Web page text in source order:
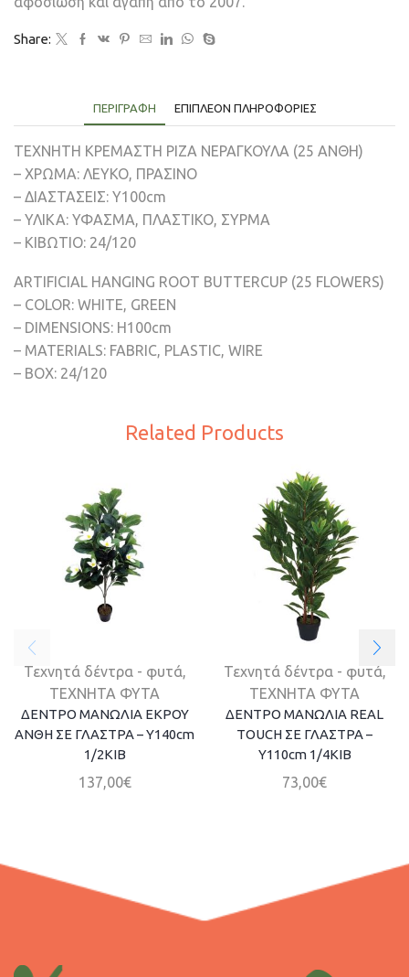
Share:
ΠΕΡΙΓΡΑΦΉ ΕΠΙΠΛΈΟΝ ΠΛΗΡΟΦΟΡΊΕΣ
ΤΕΧΝΗΤΗ ΚΡΕΜΑΣΤΗ ΡΙΖΑ ΝΕΡΑΓΚΟΥΛΑ (25 ΑΝΘΗ)
– ΧΡΩΜΑ: ΛΕΥΚΟ, ΠΡΑΣΙΝΟ
– ΔΙΑΣΤΑΣΕΙΣ: Υ100cm
– ΥΛΙΚΑ: ΥΦΑΣΜΑ, ΠΛΑΣΤΙΚΟ, ΣΥΡΜΑ
– ΚΙΒΩΤΙΟ: 24/120
ARTIFICIAL HANGING ROOT BUTTERCUP (25 FLOWERS)
– COLOR: WHITE, GREEN
– DIMENSIONS: H100cm
– MATERIALS: FABRIC, PLASTIC, WIRE
– BOX: 24/120
Related Products
Τεχνητά δέντρα - φυτά,
ΤΕΧΝΗΤΑ ΦΥΤΑ
ΔΕΝΤΡΟ MANΩΛΙΑ ΕΚΡΟΥ
ΑΝΘΗ ΣΕ ΓΛΑΣΤΡΑ – Y140cm
1/2KIB
137,00€
Τεχνητά δέντρα - φυτά,
ΤΕΧΝΗΤΑ ΦΥΤΑ
ΔΕΝΤΡΟ ΜΑΝΩΛΙΑ REAL
TOUCH ΣΕ ΓΛΑΣΤΡΑ –
Y110cm 1/4KIB
73,00€